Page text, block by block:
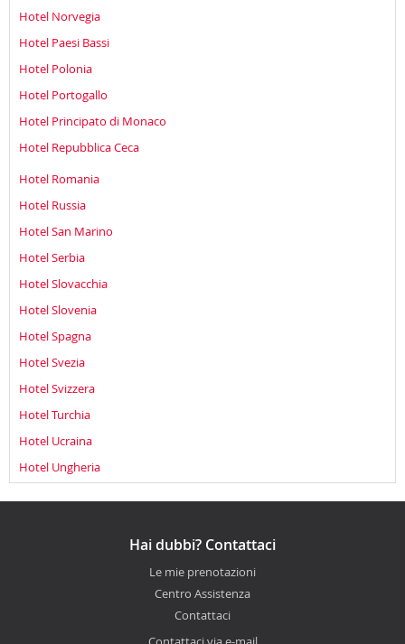
Hotel Norvegia
Hotel Paesi Bassi
Hotel Polonia
Hotel Portogallo
Hotel Principato di Monaco
Hotel Repubblica Ceca
Hotel Romania
Hotel Russia
Hotel San Marino
Hotel Serbia
Hotel Slovacchia
Hotel Slovenia
Hotel Spagna
Hotel Svezia
Hotel Svizzera
Hotel Turchia
Hotel Ucraina
Hotel Ungheria
Hai dubbi? Contattaci
Le mie prenotazioni
Centro Assistenza
Contattaci